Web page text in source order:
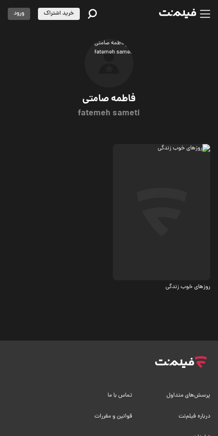
فاطمه صامتی
fatemeh sameti
خرید اشتراک ورود
روزهای خوب زندگی
پرسش‌های متداول تماس با ما
درباره فیلم‌نت قوانین و مقررات